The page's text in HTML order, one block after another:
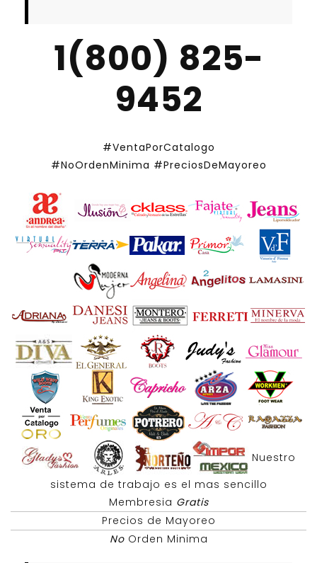
1(800) 825-
9452
#VentaPorCatalogo
#NoOrdenMinima #PreciosDeMayoreo
Nuestro
sistema de trabajo es el mas sencillo
Membresia Gratis
Precios de Mayoreo
NoOrden Minima